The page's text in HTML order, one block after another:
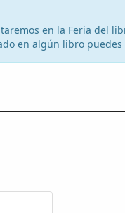
en la Feria del
en algún libro